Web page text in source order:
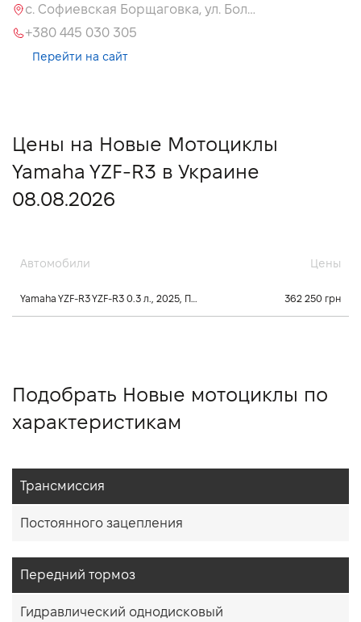
с. Софиевская Борщаговка, ул. Большая Кольцевая, 58
+380 445 030 305
Перейти на сайт
Цены на Новые Мотоциклы
Yamaha YZF-R3 в Украине
08.08.2026
Автомобили Цены
Yamaha YZF-R3 YZF-R3 0.3 л., 2025, Постоянного зацепления 362 250 грн
Подобрать Новые мотоциклы по
характеристикам
Трансмиссия
Постоянного зацепления
Передний тормоз
Гидравлический однодисковый